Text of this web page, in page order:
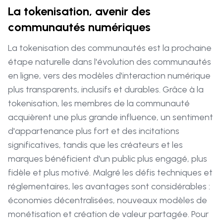
La tokenisation, avenir des
communautés numériques
La tokenisation des communautés est la prochaine
étape naturelle dans l'évolution des communautés
en ligne, vers des modèles d'interaction numérique
plus transparents, inclusifs et durables. Grâce à la
tokenisation, les membres de la communauté
acquièrent une plus grande influence, un sentiment
d'appartenance plus fort et des incitations
significatives, tandis que les créateurs et les
marques bénéficient d'un public plus engagé, plus
fidèle et plus motivé. Malgré les défis techniques et
réglementaires, les avantages sont considérables :
économies décentralisées, nouveaux modèles de
monétisation et création de valeur partagée. Pour